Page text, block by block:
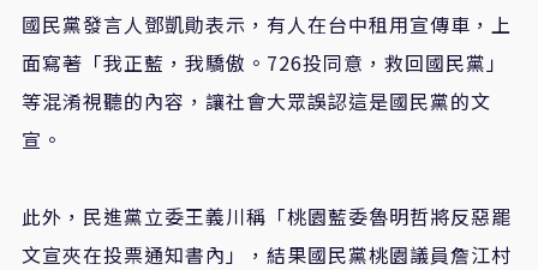
國民黨發言人鄧凱勛表示，有人在台中租用宣傳車，上
面寫著「我正藍，我驕傲。 726投同意，救回國民黨」
等混淆視聽的內容，讓社會大眾誤認這是國民黨的文
宣。
此外，民進黨立委王義川稱 「桃園藍委魯明哲將反惡罷
文宣夾在投票通知書內」
，結果國民黨桃園議員詹江村